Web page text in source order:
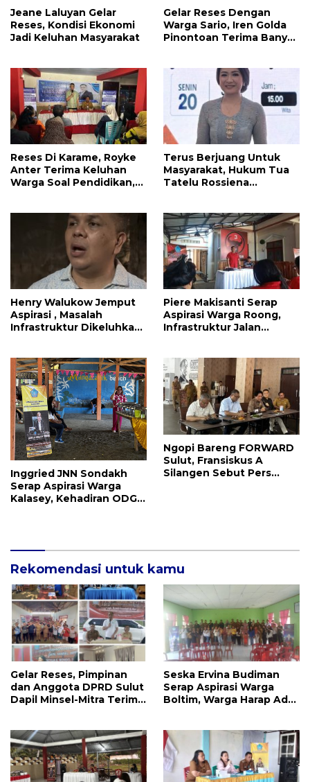
Jeane Laluyan Gelar
Reses, Kondisi Ekonomi
Jadi Keluhan Masyarakat
Gelar Reses Dengan
Warga Sario, Iren Golda
Pinontoan Terima Banyak
Reses Di Karame, Royke
Anter Terima Keluhan
Warga Soal Pendidikan,
Terus Berjuang Untuk
Masyarakat, Hukum Tua
Tatelu Rossiena
Anggota DPRD Henry
Walukow
Henry Walukow Jemput
Aspirasi , Masalah
Infrastruktur Dikeluhkan
Piere Makisanti Serap
Aspirasi Warga Roong,
Infrastruktur Jalan
Inggried JNN Sondakh
Serap Aspirasi Warga
Kalasey, Kehadiran ODGJ
Ngopi Bareng FORWARD
Sulut, Fransiskus A
Silangen Sebut Pers
Rekomendasi untuk kamu
Gelar Reses, Pimpinan
dan Anggota DPRD Sulut
Dapil Minsel-Mitra Terima
Seska Ervina Budiman
Serap Aspirasi Warga
Boltim, Warga Harap Ada